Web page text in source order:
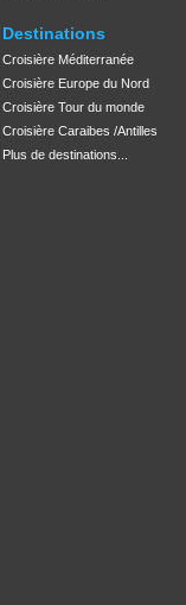
Destinations
Croisière Méditerranée
Croisière Europe du Nord
Croisière Tour du monde
Croisière Caraibes /Antilles
Plus de destinations...